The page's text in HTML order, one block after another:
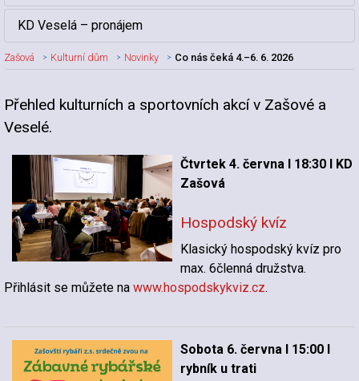
KD Veselá – pronájem
Zašová Kulturní dům Novinky Co nás čeká 4.–6. 6. 2026
Nadpis článku
Přehled kulturních a sportovních akcí v Zašové a
Veselé.
Čtvrtek 4. června I 18:30 I KD
Zašová
Hospodský kvíz
Klasický hospodský kvíz pro
max. 6členná družstva.
Přihlásit se můžete na www.hospodskykviz.cz.
Sobota 6. června I 15:00 I
rybník u trati